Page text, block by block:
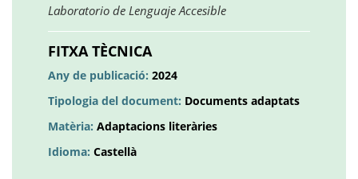
Laboratorio de Lenguaje AccesibleObre
FITXA TÈCNICA
Any de publicació: 2024
Tipologia del document: Documents adaptats
Matèria: Adaptacions literàries
Idioma: Castellà